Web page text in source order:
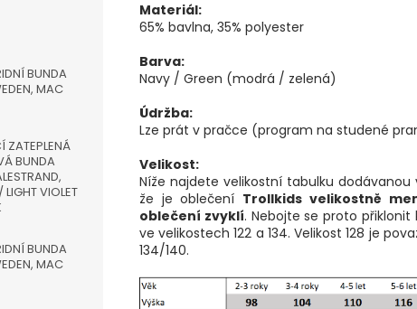
BUNDA
MAC
ZATEPLENÁ
BUNDA
LIGHT VIOLET
BUNDA
MAC
Materiál:
65% bavlna, 35% polyester
Barva:
Navy / Green (modrá / zelená)
Údržba:
Lze prát v pračce (program na studené
Velikost:
Níže najdete velikostní tabulku
že je oblečení Trollkids velikostně
oblečení zvyklí. Nebojte se proto
ve velikostech 122 a 134. Velikost 128 je
134/140.